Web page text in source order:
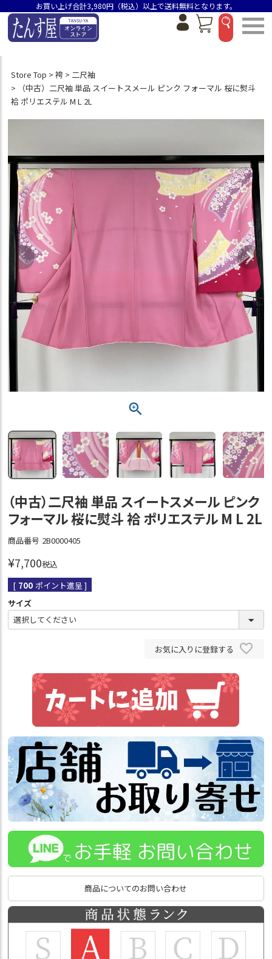
お買い上げ合計3,980円（税込）以上で送料無料となります。
Store Top 袴
二尺袖
（中古）二尺袖 単品 スイートスメール ピンク フォーマル 桜に熨斗
袷 ポリエステル M L 2L
（中古）二尺袖 単品 スイートスメール ピンク
フォーマル 桜に熨斗 袷 ポリエステル M L 2L
商品番号 2B0000405
¥7,700税込
[ 700 ポイント進呈 ]
サイズ
お気に入りに登録する
商品についてのお問い合わせ